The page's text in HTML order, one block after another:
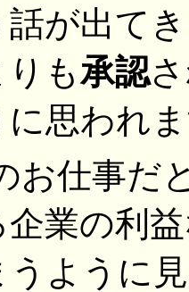
話が出て
も承認
に思われ
お仕事だ
企業の利
うように